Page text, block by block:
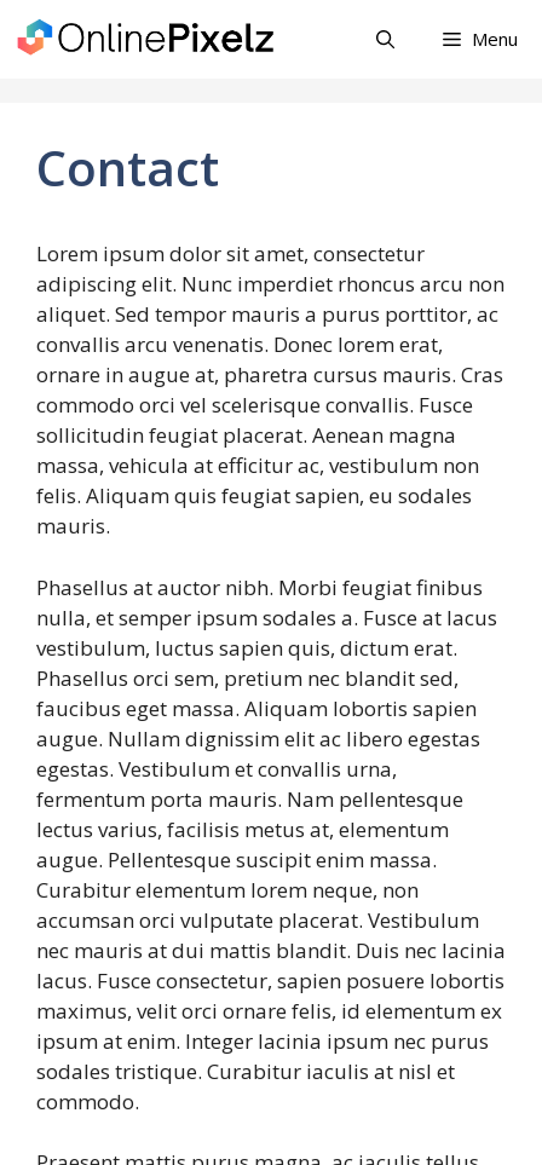
Skip
to
Menu
Contact
Lorem ipsum dolor sit amet, consectetur
adipiscing elit. Nunc imperdiet rhoncus arcu non
aliquet. Sed tempor mauris a purus porttitor, ac
convallis arcu venenatis. Donec lorem erat,
ornare in augue at, pharetra cursus mauris. Cras
commodo orci vel scelerisque convallis. Fusce
sollicitudin feugiat placerat. Aenean magna
massa, vehicula at efficitur ac, vestibulum non
felis. Aliquam quis feugiat sapien, eu sodales
mauris.
Phasellus at auctor nibh. Morbi feugiat finibus
nulla, et semper ipsum sodales a. Fusce at lacus
vestibulum, luctus sapien quis, dictum erat.
Phasellus orci sem, pretium nec blandit sed,
faucibus eget massa. Aliquam lobortis sapien
augue. Nullam dignissim elit ac libero egestas
egestas. Vestibulum et convallis urna,
fermentum porta mauris. Nam pellentesque
lectus varius, facilisis metus at, elementum
augue. Pellentesque suscipit enim massa.
Curabitur elementum lorem neque, non
accumsan orci vulputate placerat. Vestibulum
nec mauris at dui mattis blandit. Duis nec lacinia
lacus. Fusce consectetur, sapien posuere lobortis
maximus, velit orci ornare felis, id elementum ex
ipsum at enim. Integer lacinia ipsum nec purus
sodales tristique. Curabitur iaculis at nisl et
commodo.